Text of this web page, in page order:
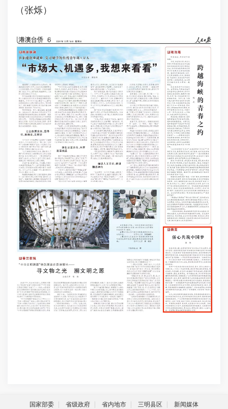
（张烁）
国家部委 省级政府 省内地市 三明县区 新闻媒体